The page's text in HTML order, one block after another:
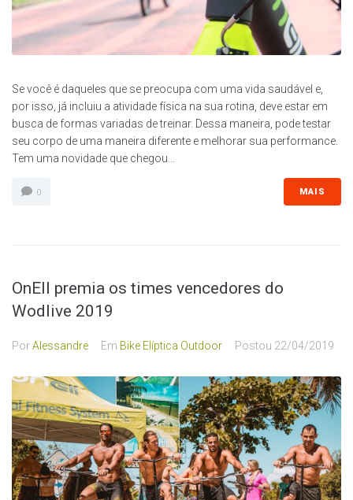
Se você é daqueles que se preocupa com uma vida saudável e,
por isso, já incluiu a atividade física na sua rotina, deve estar em
busca de formas variadas de treinar. Dessa maneira, pode testar
seu corpo de uma maneira diferente e melhorar sua performance.
Tem uma novidade que chegou...
0 MAIS
OnEll premia os times vencedores do
Wodlive 2019
PorAlessandre Em Bike Elíptica Outdoor Postou 22/04/2019